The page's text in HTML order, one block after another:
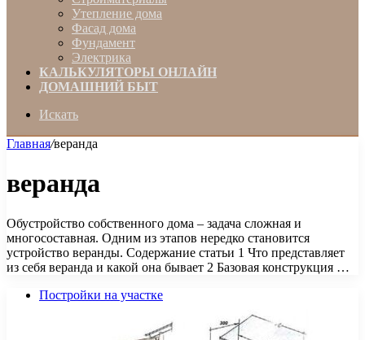
Утепление дома
Фасад дома
Фундамент
Электрика
КАЛЬКУЛЯТОРЫ ОНЛАЙН
ДОМАШНИЙ БЫТ
Искать
Главная/веранда
веранда
Обустройство собственного дома – задача сложная и
многосоставная. Одним из этапов нередко становится
устройство веранды. Содержание статьи 1 Что представляет
из себя веранда и какой она бывает 2 Базовая конструкция …
Постройки на участке